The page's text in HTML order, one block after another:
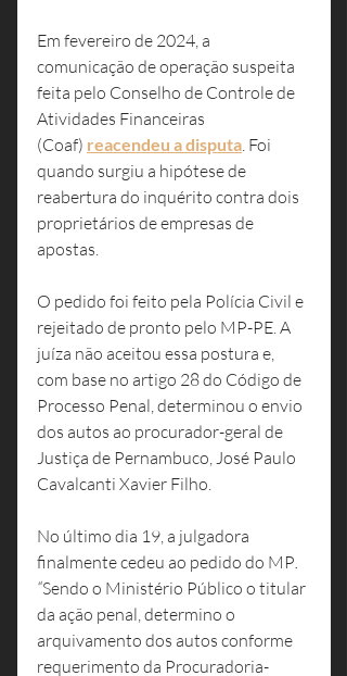
Em fevereiro de 2024, a
comunicação de operação suspeita
feita pelo Conselho de Controle de
Atividades Financeiras
(Coaf) reacendeu a disputa . Foi
quando surgiu a hipótese de
reabertura do inquérito contra dois
proprietários de empresas de
apostas.
O pedido foi feito pela Polícia Civil e
rejeitado de pronto pelo MP-PE. A
juíza não aceitou essa postura e,
com base no artigo 28 do Código de
Processo Penal, determinou o envio
dos autos ao procurador-geral de
Justiça de Pernambuco, José Paulo
Cavalcanti Xavier Filho.
No último dia 19, a julgadora
finalmente cedeu ao pedido do MP
“Sendo o Ministério Público o titular
da ação penal, determino o
arquivamento dos autos conforme
requerimento da Procuradoria-